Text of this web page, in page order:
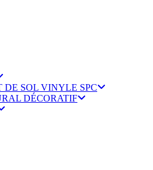
DE SOL VINYLE SPC
DÉCORATIF